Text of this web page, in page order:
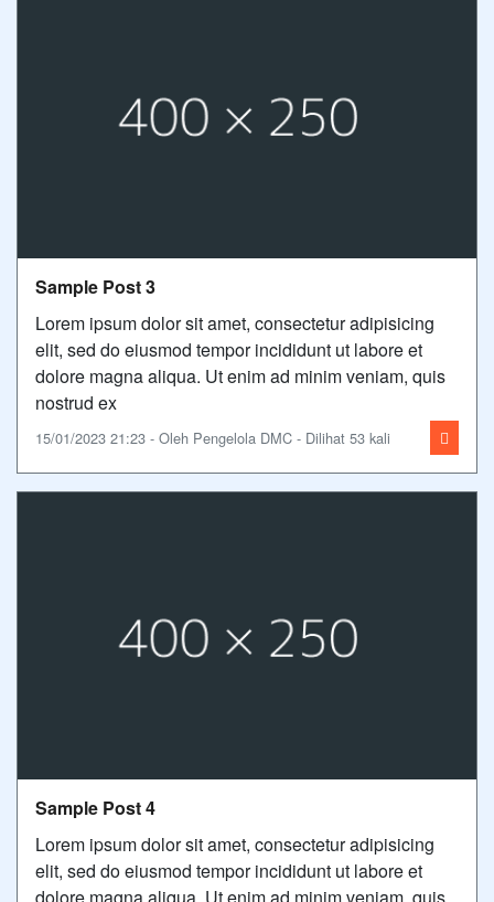
Sample Post 3
Lorem ipsum dolor sit amet, consectetur adipisicing
elit, sed do eiusmod tempor incididunt ut labore et
dolore magna aliqua. Ut enim ad minim veniam, quis
nostrud ex
15/01/2023 21:23 - Oleh Pengelola DMC - Dilihat 53 kali
Sample Post 4
Lorem ipsum dolor sit amet, consectetur adipisicing
elit, sed do eiusmod tempor incididunt ut labore et